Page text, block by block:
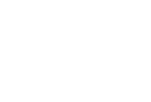
- Furča